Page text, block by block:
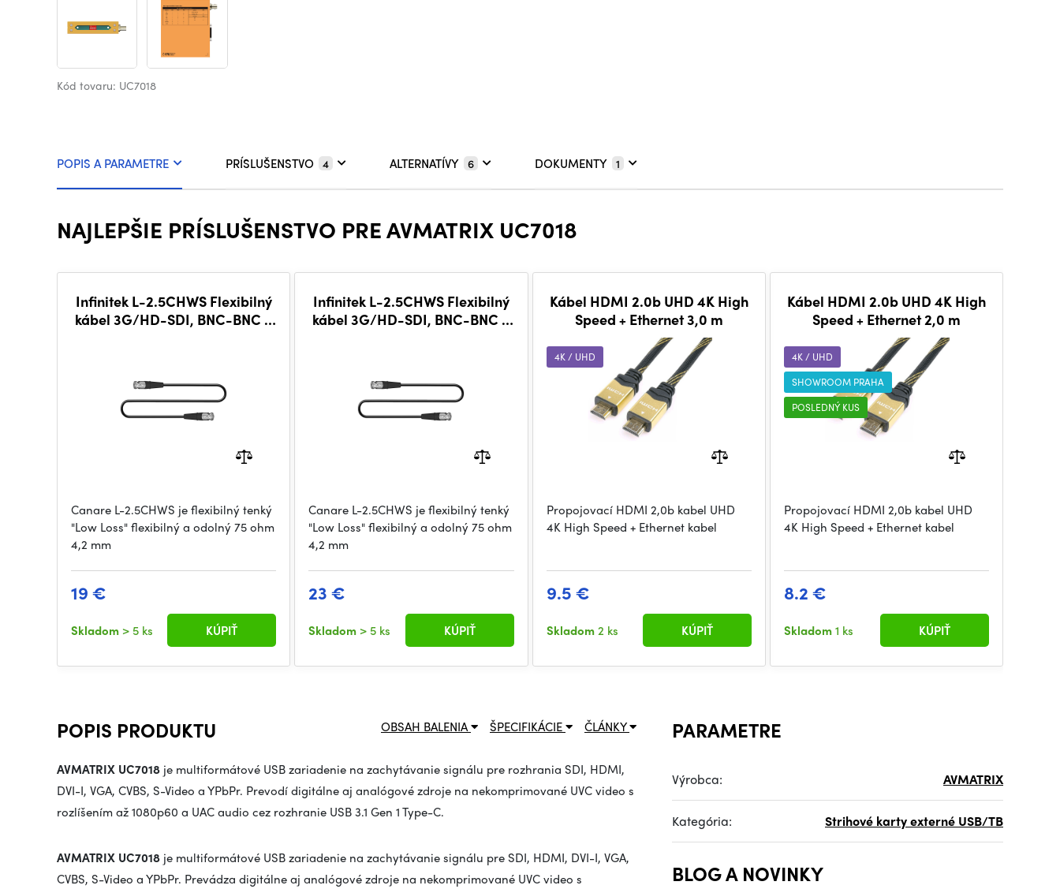
Kód tovaru: UC7018
POPIS A PARAMETRE PRÍSLUŠENSTVO 4 ALTERNATÍVY 6 DOKUMENTY 1
NAJLEPŠIE PRÍSLUŠENSTVO PRE AVMATRIX UC7018
Infinitek L-2.5CHWS Flexibilný
kábel 3G/HD-SDI, BNC-BNC 3
Canare L-2.5CHWS je flexibilný tenký
"Low Loss" flexibilný a odolný 75 ohm
4,2 mm
19 €
Skladom > 5 ks KÚPIŤ
Infinitek L-2.5CHWS Flexibilný
kábel 3G/HD-SDI, BNC-BNC 5
Canare L-2.5CHWS je flexibilný tenký
"Low Loss" flexibilný a odolný 75 ohm
4,2 mm
23 €
Skladom > 5 ks KÚPIŤ
Kábel HDMI 2.0b UHD 4K High
Speed + Ethernet 3,0 m
4K / UHD
Propojovací HDMI 2,0b kabel UHD
4K High Speed + Ethernet kabel
9.5 €
Skladom2 ks KÚPIŤ
Kábel HDMI 2.0b UHD 4K High
Speed + Ethernet 2,0 m
4K / UHD
SHOWROOM PRAHA
POSLEDNÝ KUS
Propojovací HDMI 2,0b kabel UHD
4K High Speed + Ethernet kabel
8.2 €
Skladom1 ks KÚPIŤ
ČLÁNKY
ŠPECIFIKÁCIE
OBSAH BALENIA
POPIS PRODUKTU
AVMATRIX UC7018 je multiformátové USB zariadenie na zachytávanie signálu pre rozhrania SDI, HDMI,
DVI-I, VGA, CVBS, S-Video a YPbPr. Prevodí digitálne aj analógové zdroje na nekomprimované UVC video s
rozlíšením až 1080p60 a UAC audio cez rozhranie USB 3.1 Gen 1 Type-C.
AVMATRIX UC7018 je multiformátové USB zariadenie na zachytávanie signálu pre SDI, HDMI, DVI-I, VGA,
CVBS, S-Video a YPbPr. Prevádza digitálne aj analógové zdroje na nekomprimované UVC video s
PARAMETRE
Výrobca: AVMATRIX
Kategória: Strihové karty externé USB/TB
BLOG A NOVINKY